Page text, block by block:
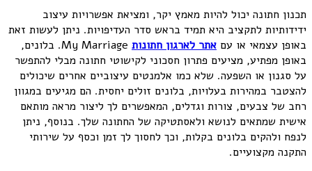
תכנון חתונה יכול להיות מאמץ יקר, ומציאת אפשרויות עיצוב
ידידותיות לתקציב היא תמיד בראש סדר העדיפויות. ניתן לעשות זאת
באופן עצמאי או עם אתר לארגון חתונות
My Marriage. בלונים,
באופן מפתיע, מציעים פתרון חסכוני לקישוטי חתונה מבלי להתפשר
על סגנון או השפעה. שלא כמו אלמנטים עיצוביים אחרים שיכולים
להצטבר במהירות בעלויות, בלונים זולים יחסית. הם מגיעים במגוון
רחב של צבעים, צורות וגדלים, המאפשרים לך ליצור מראה מותאם
אישית שמתאים לנושא ולאסתטיקה של החתונה שלך. בנוסף, ניתן
לנפח ולהקים בלונים בקלות, וכך לחסוך לך זמן וכסף על שירותי
התקנה מקצועיים.